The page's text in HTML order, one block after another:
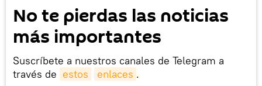
No te pierdas las noticias
más importantes
Suscríbete a nuestros canales de Telegram a
través de estos enlaces .